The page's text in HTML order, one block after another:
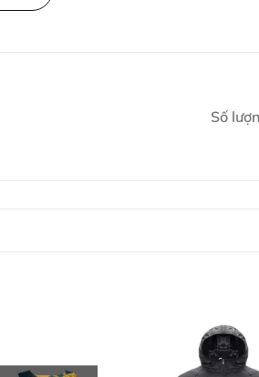
và sự tiện dụng. Áo chạy bộ thiết
chất liệu thoáng mát phù hợp mọi
Số